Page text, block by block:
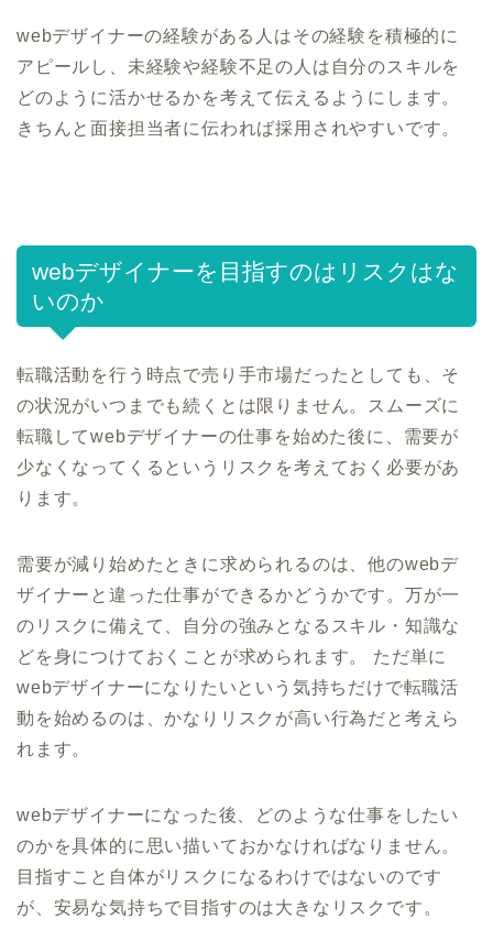
webデザイナーの経験がある人はその経験を積極的に
アピールし、未経験や経験不足の人は自分のスキルを
どのように活かせるかを考えて伝えるようにします。
きちんと面接担当者に伝われば採用されやすいです。
webデザイナーを目指すのはリスクはな
いのか
転職活動を行う時点で売り手市場だったとしても、そ
の状況がいつまでも続くとは限りません。スムーズに
転職してwebデザイナーの仕事を始めた後に、需要が
少なくなってくるというリスクを考えておく必要があ
ります。
需要が減り始めたときに求められるのは、他のwebデ
ザイナーと違った仕事ができるかどうかです。万が一
のリスクに備えて、自分の強みとなるスキル・知識な
どを身につけておくことが求められます。 ただ単に
webデザイナーになりたいという気持ちだけで転職活
動を始めるのは、かなりリスクが高い行為だと考えら
れます。
webデザイナーになった後、どのような仕事をしたい
のかを具体的に思い描いておかなければなりません。
目指すこと自体がリスクになるわけではないのです
が、安易な気持ちで目指すのは大きなリスクです。